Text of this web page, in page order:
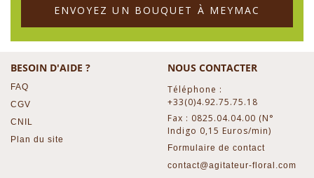
ENVOYEZ UN BOUQUET À MEYMAC
BESOIN D'AIDE ?
FAQ
CGV
CNIL
Plan du site
NOUS CONTACTER
Téléphone :
+33(0)4.92.75.75.18
Fax : 0825.04.04.00 (N°
Indigo 0,15 Euros/min)
Formulaire de contact
contact@agitateur-floral.com